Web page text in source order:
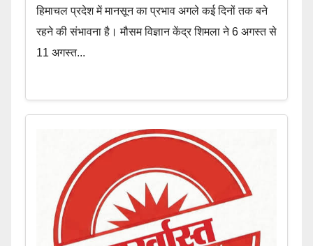
हिमाचल प्रदेश में मानसून का प्रभाव अगले कई दिनों तक बने
रहने की संभावना है। मौसम विज्ञान केंद्र शिमला ने 6 अगस्त से
11 अगस्त...